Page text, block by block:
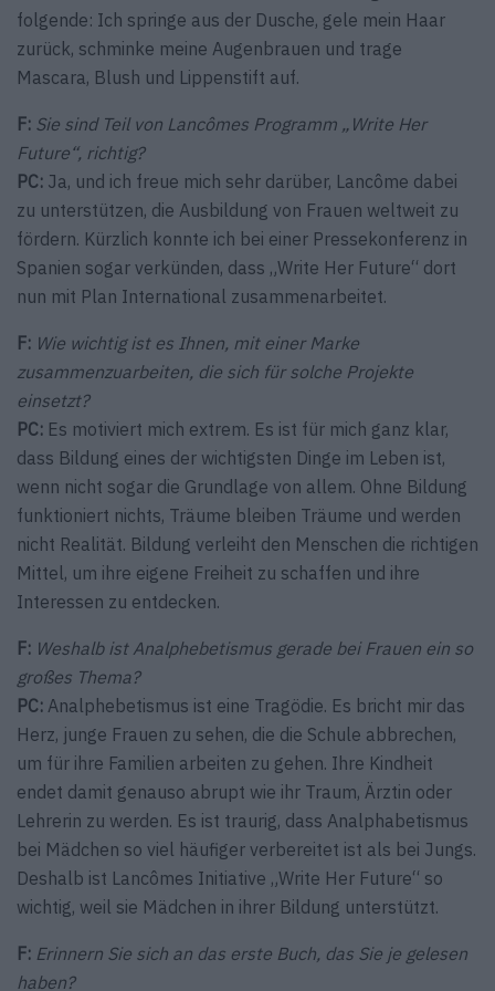
folgende: Ich springe aus der Dusche, gele mein Haar
zurück, schminke meine Augenbrauen und trage
Mascara, Blush und Lippenstift auf.
F: Sie sind Teil von Lancômes Programm „Write Her
Future“, richtig?
PC: Ja, und ich freue mich sehr darüber, Lancôme dabei
zu unterstützen, die Ausbildung von Frauen weltweit zu
fördern. Kürzlich konnte ich bei einer Pressekonferenz in
Spanien sogar verkünden, dass „Write Her Future“ dort
nun mit Plan Internatio­nal zusammenarbeitet.
F: Wie wichtig ist es Ihnen, mit einer Marke
zusammenzuarbeiten, die sich für solche Projekte
einsetzt?
PC: Es motiviert mich extrem. Es ist für mich ganz klar,
dass Bildung eines der wichtigsten Dinge im Leben ist,
wenn nicht sogar die Grundlage von allem. Ohne Bildung
funktioniert nichts, Träume bleiben Träume und werden
nicht Realität. Bildung verleiht den Menschen die richtigen
Mittel, um ihre eigene Freiheit zu schaffen und ihre
Interessen zu entdecken.
F: Weshalb ist Analphebetismus gerade bei Frauen ein so
großes Thema?
PC: Analphebetismus ist eine Tragödie. Es bricht mir das
Herz, junge Frauen zu sehen, die die Schule abbrechen,
um für ihre Familien arbeiten zu gehen. Ihre Kindheit
endet damit genauso abrupt wie ihr Traum, Ärztin oder
Lehrerin zu werden. Es ist traurig, dass Analphabetismus
bei Mädchen so viel häufiger verbereitet ist als bei Jungs.
Deshalb ist Lancômes Initiative „Write Her Future“ so
wichtig, weil sie Mädchen in ihrer Bildung unterstützt.
F: Erinnern Sie sich an das erste Buch, das Sie je gelesen
haben?